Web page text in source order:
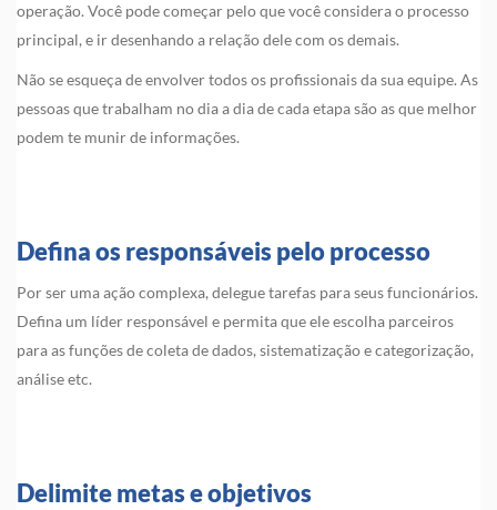
operação. Você pode começar pelo que você considera o processo
principal, e ir desenhando a relação dele com os demais.
Não se esqueça de envolver todos os profissionais da sua equipe. As
pessoas que trabalham no dia a dia de cada etapa são as que melhor
podem te munir de informações.
Defina os responsáveis pelo processo
Por ser uma ação complexa, delegue tarefas para seus funcionários.
Defina um líder responsável e permita que ele escolha parceiros
para as funções de coleta de dados, sistematização e categorização,
análise etc.
Delimite metas e objetivos